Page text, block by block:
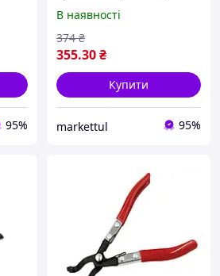
95%
609280SS
В наявності
355.30₴
374 ₴
Купити
markettul 95%